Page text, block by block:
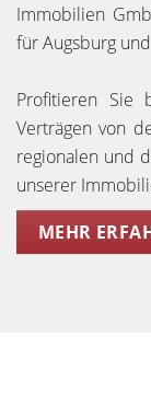
Immobilien
für Augsburg
Profitieren Sie
Verträgen von
regionalen und
unserer
MEHR